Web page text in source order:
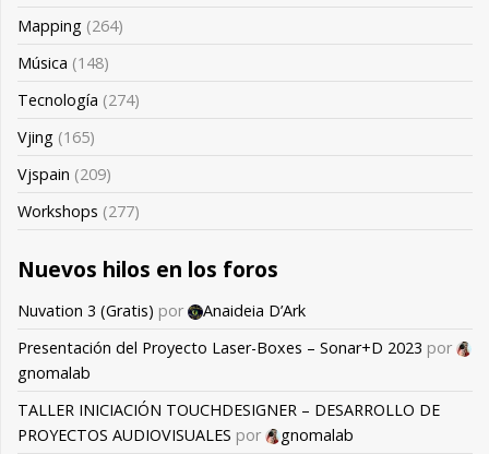
Mapping (264)
Música (148)
Tecnología (274)
Vjing (165)
Vjspain (209)
Workshops (277)
Nuevos hilos en los foros
Nuvation 3 (Gratis) por
Anaideia D’Ark
Presentación del Proyecto Laser-Boxes – Sonar+D 2023 por
gnomalab
TALLER INICIACIÓN TOUCHDESIGNER – DESARROLLO DE
PROYECTOS AUDIOVISUALES por
gnomalab